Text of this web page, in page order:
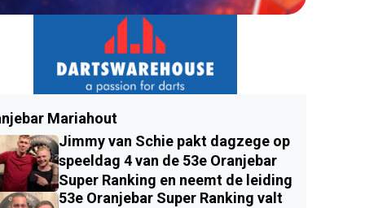
Mariahout
Jimmy van Schie pakt dagzege op
speeldag 4 van de 53e Oranjebar
Super Ranking en neemt de leiding
53e Oranjebar Super Ranking valt